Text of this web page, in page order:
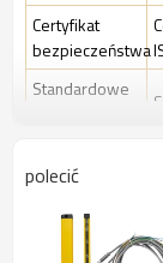
Certyfikat
bezpieczeństwa
Standardowe
Cechy
wiązki
polecić